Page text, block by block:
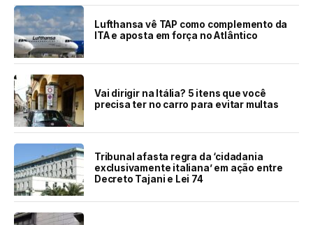
Lufthansa vê TAP como complemento da
ITA e aposta em força no Atlântico
Vai dirigir na Itália? 5 itens que você
precisa ter no carro para evitar multas
Tribunal afasta regra da ‘cidadania
exclusivamente italiana’ em ação entre
Decreto Tajani e Lei 74